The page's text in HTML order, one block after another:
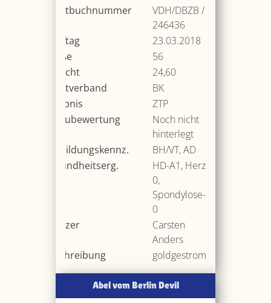
Zuchtbuchnummer
VDH/DBZB /
246436
Wurftag
23.03.2018
Größe
56
Gewicht
24,60
Zuchtverband
BK
Ergebnis
ZTP
Schaubewertung
Noch nicht
hinterlegt
Ausbildungskennz.
BH/VT, AD
Gesundheitserg.
HD-A1, Herz-
0,
Spondylose-
0
Besitzer
Carsten
Anders
Beschreibung
goldgestromt
Abel vom Berlin Devil